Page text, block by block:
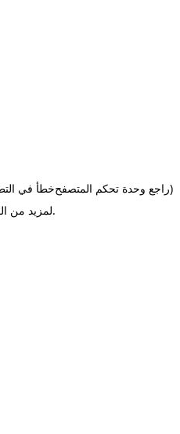
خطأ في(راجع وحدة تحكم المتصفح
لمزيد من.